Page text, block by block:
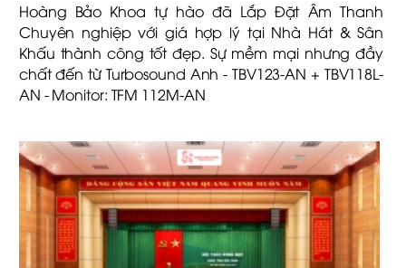
Hoàng Bảo Khoa tự hào đã Lắp Đặt Âm Thanh
Chuyên nghiệp với giá hợp lý tại Nhà Hát & Sân
Khấu thành công tốt đẹp. Sự mềm mại nhưng đầy
chất đến từ Turbosound Anh - TBV123-AN + TBV118L-
AN - Monitor: TFM 112M-AN